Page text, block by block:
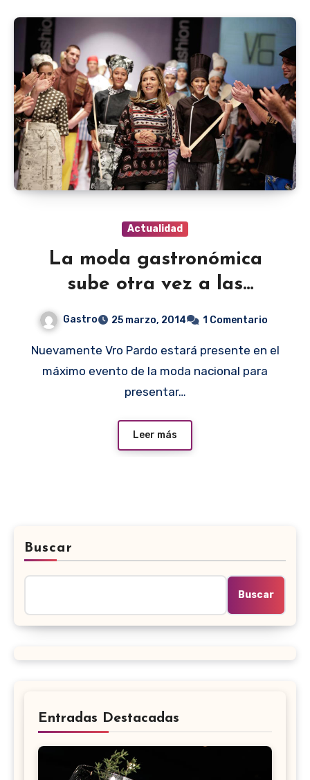
Actualidad
La moda gastronómica
sube otra vez a las
Gastro 25 marzo, 2014 1 Comentario
Nuevamente Vro Pardo estará presente en el
máximo evento de la moda nacional para
presentar…
Leer más
Buscar
Buscar
Entradas Destacadas